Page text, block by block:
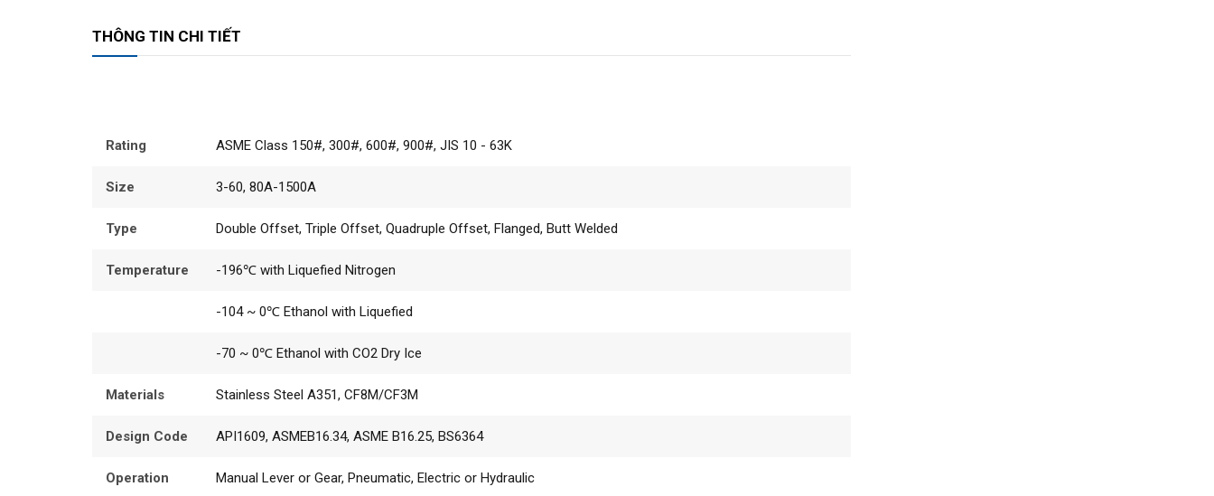
THÔNG TIN CHI TIẾT
Rating ASME Class 150#, 300#, 600#, 900#, JIS 10 - 63K
Size 3-60, 80A-1500A
Type Double Offset, Triple Offset, Quadruple Offset, Flanged, Butt Welded
Temperature -196℃ with Liquefied Nitrogen
-104 ~ 0℃ Ethanol with Liquefied
-70 ~ 0℃ Ethanol with CO2 Dry Ice
Materials Stainless Steel A351, CF8M/CF3M
Design Code API1609, ASMEB16.34, ASME B16.25, BS6364
Operation Manual Lever or Gear, Pneumatic, Electric or Hydraulic